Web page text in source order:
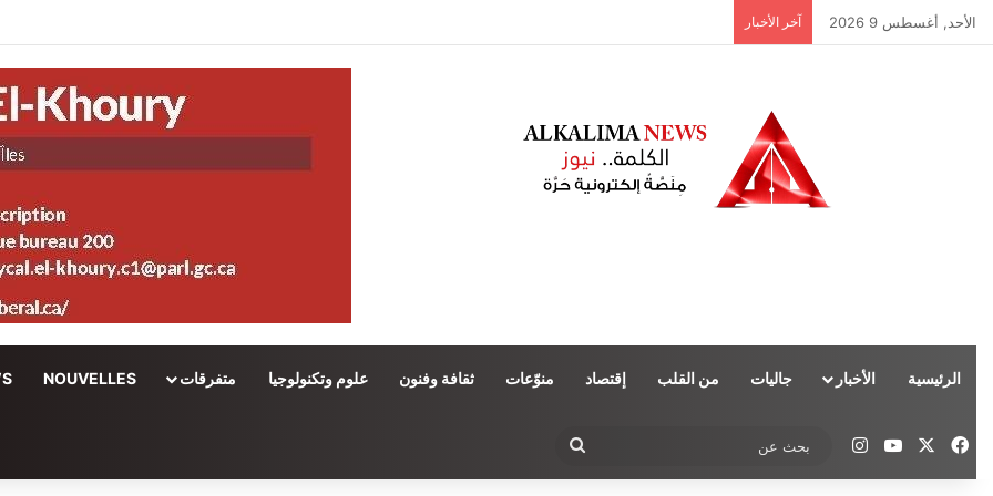
الأحد, أغسطس 9 2026 آخر الأخبار
الرئيسية الأخبار جاليات من القلب إقتصاد منوّعات ثقافة وفنون علوم وتكنولوجيا متفرقات NOUVELLES
فيسبوك ‫YouTubeانستقرام
عن